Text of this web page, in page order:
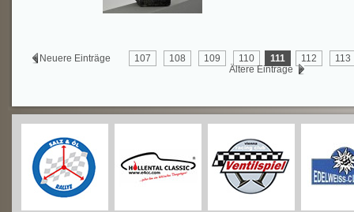
Neuere Einträge 107 108 109 110 111 112
113
Ältere Einträge